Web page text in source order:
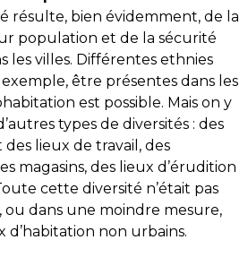
résulte, bien évidemment, de la
population et de la sécurité
les villes. Différentes ethnies
être présentes dans les
est possible. Mais on y
types de diversités : des
des lieux de travail, des
magasins, des lieux d’érudition
cette diversité n’était pas
ou dans une moindre mesure,
d’habitation non urbains.